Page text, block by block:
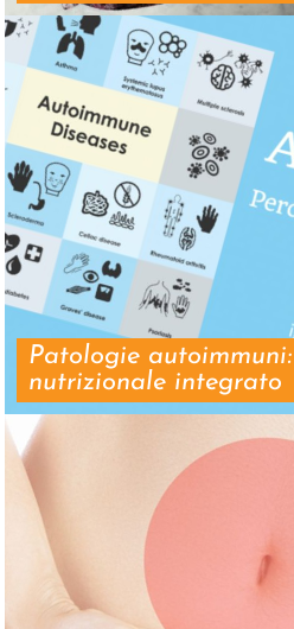
Patologie
nutrizionale integrato